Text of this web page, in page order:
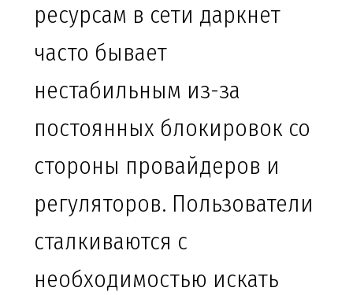
ресурсам в сети даркнет
часто бывает
нестабильным из-за
постоянных блокировок со
стороны провайдеров и
регуляторов. Пользователи
сталкиваются с
необходимостью искать